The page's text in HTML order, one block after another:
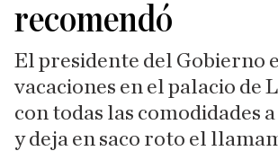
recomendó
El presidente del Gobierno
vacaciones en el palacio de
con todas las comodidades
y deja en saco roto el